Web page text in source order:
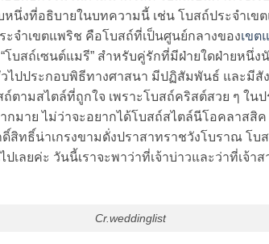
นึ่งที่อธิบายในบทความนี้ เช่น โบสถ์ประจำเข
ะจำเขตแพริช คือโบสถ์ที่เป็นศูนย์กลางของเขต
ง “โบสถ์เซนต์แมรี” สำหรับคู่รักที่มีฝ่ายใดฝ่ายห
ไปประกอบพิธีทางศาสนา มีปฏิสัมพันธ์ และมีสั
ตามสไตล์ที่ถูกใจ เพราะโบสถ์คริสต์สวย ๆ ใน
มาย ไม่ว่าจะอยากได้โบสถ์สไตล์นีโอคลาสสิ
สิทธิ์น่าเกรงขามดั่งปราสาทราชวังโบราณ โบ
ลยค่ะ วันนี้เราจะพาว่าที่เจ้าบ่าวและว่าที่เจ้า
Cr.weddinglist